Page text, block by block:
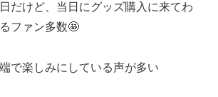
だけど、当日にグッズ購入に来てわ
ファン多数🤩
で楽しみにしている声が多い